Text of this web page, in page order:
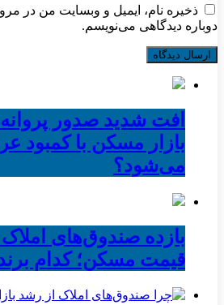
ذخیره نام، ایمیل و وبسایت من در
دوباره دیدگاهی می‌نویسم.
افت شدید صدور
بازار مسکن با کمبود
می‌شود؟
بازده صندوق‌های
قیمت مسکن؛ کدام